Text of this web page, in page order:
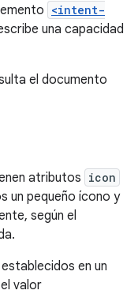
<intent-
una capacidad
el documento
atributos icon
un pequeño ícono y
según el
en un
valor